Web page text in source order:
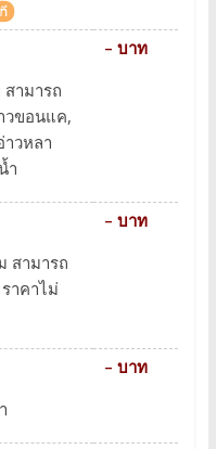
สามารถ
วขอนแค,
าวหลา
ำ
– บาท
สามารถ
าคาไม่
– บาท
– บาท